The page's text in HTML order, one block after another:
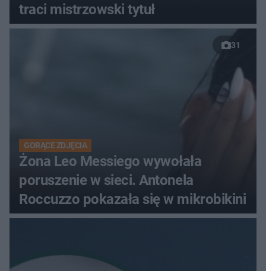
traci mistrzowski tytuł
31
GORĄCE ZDJĘCIA
Żona Leo Messiego wywołała
poruszenie w sieci. Antonela
Roccuzzo pokazała się w mikrobikini